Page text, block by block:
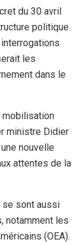
du 30 avril
politique
les
dans le
mobilisation
ministre Didier
nouvelle
attentes de la
se sont aussi
notamment les
(OEA).